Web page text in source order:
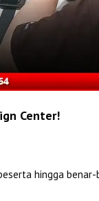
Center!
hingga